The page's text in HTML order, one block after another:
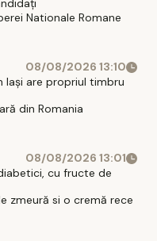
Nationale Romane
08/08/2026 13:10
Iași are propriul timbru
din Romania
08/08/2026 13:01
cu fructe de
zmeură si o cremă rece